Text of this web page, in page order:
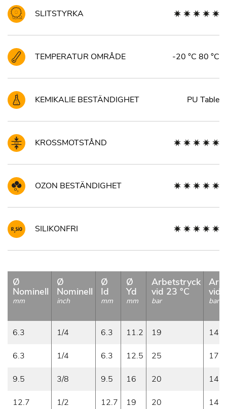
SLITSTYRKA
TEMPERATUR OMRÅDE -20 °C 80 °C
KEMIKALIE BESTÄNDIGHET PU Table
KROSSMOTSTÅND
OZON BESTÄNDIGHET
SILIKONFRI
Ø
Nominell
mm
Ø
Nominell
inch
Ø
Id
mm
Ø
Yd
mm
Arbetstryck
vid 23 °C
bar
vid
bar
6.3 1/4 6.3 11.2 19 14
6.3 1/4 6.3 12.5 25 17
9.5 3/8 9.5 16 20 14
12.7 1/2 12.7 19 20 14